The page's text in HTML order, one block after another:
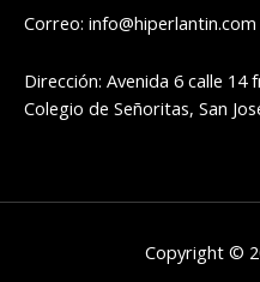
Correo: info@hiperlantin.com
Dirección: Avenida 6 calle
Colegio de Señoritas, San
Copyright ©